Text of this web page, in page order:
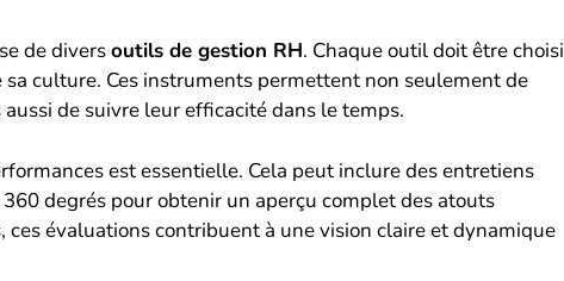
de diversoutils de gestion RH. Chaque outil doit être choisi
culture. Ces instruments permettent non seulement de
de suivre leur efficacité dans le temps.
est essentielle. Cela peut inclure des entretiens
degrés pour obtenir un aperçu complet des atouts
évaluations contribuent à une vision claire et dynamique